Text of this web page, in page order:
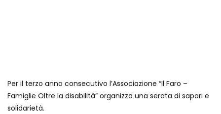
Per il terzo anno consecutivo l’Associazione “Il Faro –
Famiglie Oltre la disabilità” organizza una serata di sapori e
solidarietà.